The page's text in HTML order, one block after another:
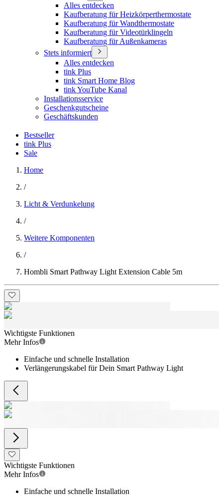
Alles entdecken
Kaufberatung für Heizkörperthermostate
Kaufberatung für Wandthermostate
Kaufberatung für Videotürklingeln
Kaufberatung für Außenkameras
Stets informiert
Alles entdecken
tink Plus
tink Smart Home Blog
tink YouTube Kanal
Installationsservice
Geschenkgutscheine
Geschäftskunden
Bestseller
tink Plus
Sale
Home
/
Licht & Verdunkelung
/
Weitere Komponenten
/
Hombli Smart Pathway Light Extension Cable 5m
Wichtigste Funktionen
Mehr Infos
Einfache und schnelle Installation
Verlängerungskabel für Dein Smart Pathway Light
Wichtigste Funktionen
Mehr Infos
Einfache und schnelle Installation